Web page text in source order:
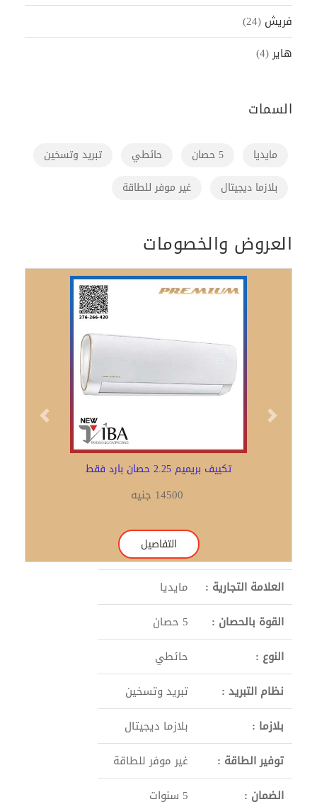
فريش (24)
هاير(4)
السمات
مايديا 5 حصان حائطي
تبريد وتسخين
بلازما ديجيتال
غير موفر للطاقة
العروض والخصومات
تكييف بريميم 2.25 حصان بارد فقط
14500 جنيه
التفاصيل
Previous Next
العلامة التجارية :
مايديا
القوة بالحصان :
5 حصان
النوع :
حائطي
نظام التبريد :
تبريد وتسخين
بلازما :
بلازما ديجيتال
توفير الطاقة :
غير موفر للطاقة
الضمان :
5 سنوات